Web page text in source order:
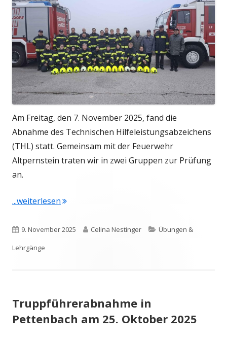
Am Freitag, den 7. November 2025, fand die
Abnahme des Technischen Hilfeleistungsabzeichens
(THL) statt. Gemeinsam mit der Feuerwehr
Altpernstein traten wir in zwei Gruppen zur Prüfung
an.
...weiterlesen"THL Abnahme am 07. November 2025"
Veröffentlicht
am
9. November 2025 Autor
Celina Nestinger Kategorien
Übungen &
Lehrgänge
Truppführerabnahme in
Pettenbach am 25. Oktober 2025